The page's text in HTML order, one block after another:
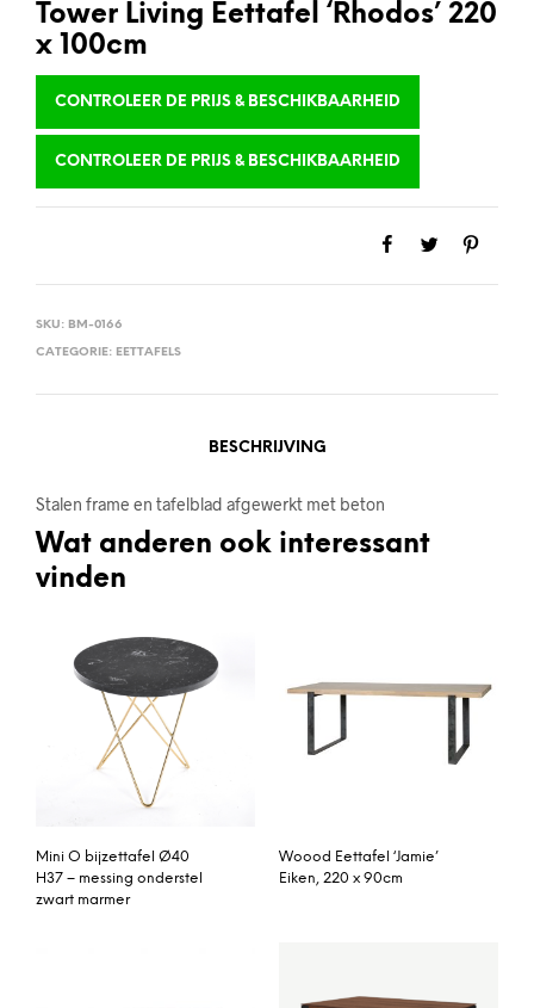
Tower Living Eettafel ‘Rhodos’ 220
x 100cm
CONTROLEER DE PRIJS & BESCHIKBAARHEID
CONTROLEER DE PRIJS & BESCHIKBAARHEID
SKU: BM-0166
CATEGORIE: EETTAFELS
BESCHRIJVING
Stalen frame en tafelblad afgewerkt met beton
Wat anderen ook interessant
vinden
Mini O bijzettafel Ø40
H37 – messing onderstel
zwart marmer
Woood Eettafel ‘Jamie’
Eiken, 220 x 90cm